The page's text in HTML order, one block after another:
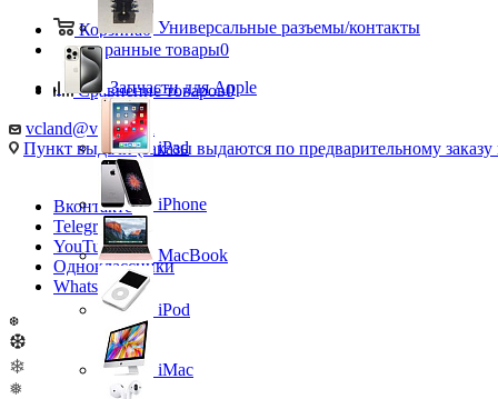
Корзина0
Избранные товары0
Сравнение товаров0
vcland@vcland.ru
Пункт выдачи (заказы выдаются по предварительному заказу
Вконтакте
Telegram
YouTube
Одноклассники
WhatsApp
❆
❆
❄
❅
Универсальные разъемы/контакты
Запчасти для Apple
iPad
iPhone
MacBook
iPod
iMac